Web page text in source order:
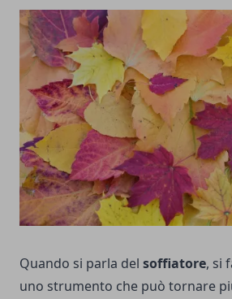
Quando si parla del soffiatore, si
uno strumento che può tornare